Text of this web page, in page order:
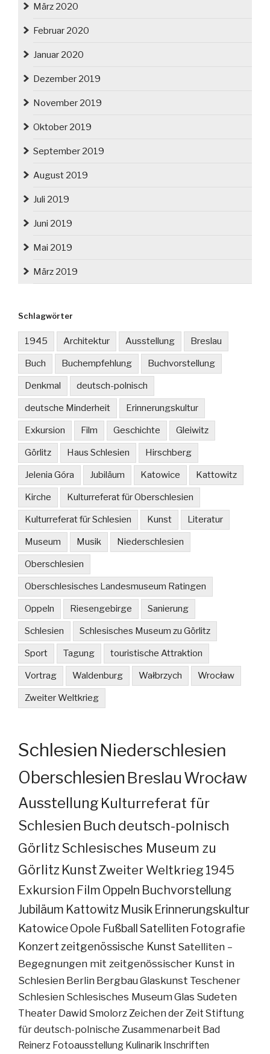
März 2020
Februar 2020
Januar 2020
Dezember 2019
November 2019
Oktober 2019
September 2019
August 2019
Juli 2019
Juni 2019
Mai 2019
März 2019
Schlagwörter
1945 Architektur Ausstellung Breslau
Buch Buchempfehlung Buchvorstellung
Denkmal deutsch-polnisch
deutsche Minderheit Erinnerungskultur
Exkursion Film Geschichte Gleiwitz
Görlitz Haus Schlesien Hirschberg
Jelenia Góra Jubiläum Katowice Kattowitz
Kirche Kulturreferat für Oberschlesien
Kulturreferat für Schlesien Kunst Literatur
Museum Musik Niederschlesien
Oberschlesien
Oberschlesisches Landesmuseum Ratingen
Oppeln Riesengebirge Sanierung
Schlesien Schlesisches Museum zu Görlitz
Sport Tagung touristische Attraktion
Vortrag Waldenburg Wałbrzych Wrocław
Zweiter Weltkrieg
Schlesien Niederschlesien
Oberschlesien Breslau Wrocław
Ausstellung Kulturreferat für
Schlesien Buch deutsch-polnisch
GörlitzSchlesisches Museum zu
Görlitz KunstZweiter Weltkrieg 1945
Exkursion Film Oppeln Buchvorstellung
Jubiläum Kattowitz Musik Erinnerungskultur
KatowiceOpole FußballSatelliten Fotografie
Konzertzeitgenössische Kunst Satelliten –
Begegnungen mit zeitgenössischer Kunst in
Schlesien Berlin BergbauGlaskunst Teschener
Schlesien Schlesisches MuseumGlas Sudeten
Theater Dawid SmolorzZeichen der Zeit Stiftung
für deutsch-polnische Zusammenarbeit Bad
Reinerz Fotoausstellung Kulinarik Inschriften